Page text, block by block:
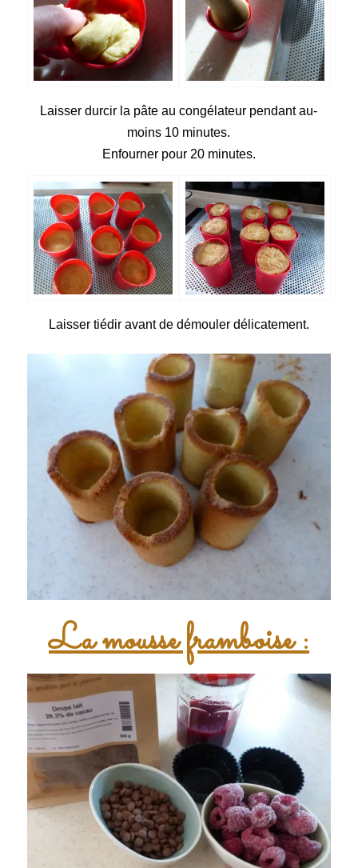
Laisser durcir la pâte au congélateur pendant au-
moins 10 minutes.
Enfourner pour 20 minutes.
Laisser tiédir avant de démouler délicatement.
La mousse framboise :